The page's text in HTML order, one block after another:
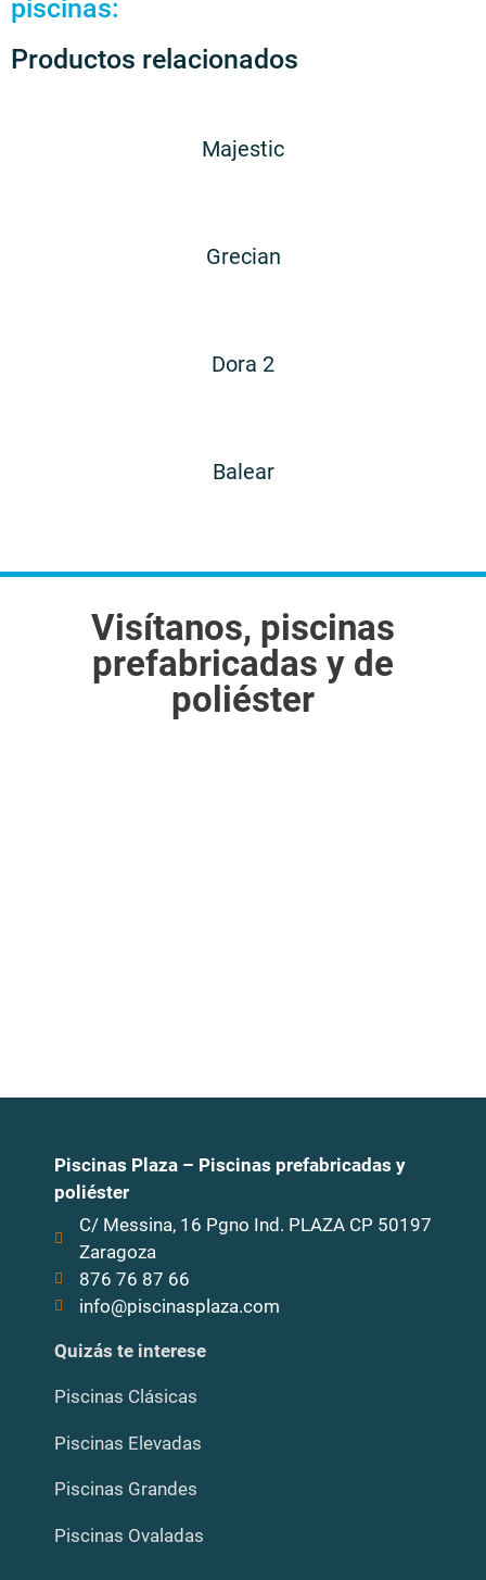
piscinas:
Productos relacionados
Majestic
Grecian
Dora 2
Balear
Visítanos, piscinas
prefabricadas y de
poliéster
Piscinas Plaza – Piscinas prefabricadas y
poliéster
C/ Messina, 16 Pgno Ind. PLAZA CP 50197
Zaragoza
876 76 87 66
info@piscinasplaza.com
Quizás te interese
Piscinas Clásicas
Piscinas Elevadas
Piscinas Grandes
Piscinas Ovaladas